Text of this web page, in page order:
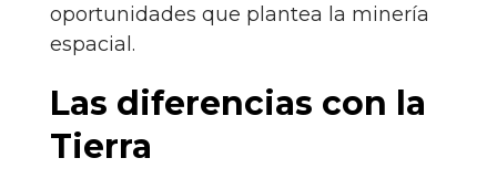
oportunidades que plantea la minería
espacial.
Las diferencias con la
Tierra